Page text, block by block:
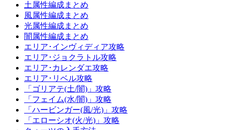
土属性編成まとめ
風属性編成まとめ
光属性編成まとめ
闇属性編成まとめ
エリア･インヴィディア攻略
エリア･ジョクラトル攻略
エリア･カレンダエ攻略
エリア･リベル攻略
「ゴリアテ(土/闇)」攻略
「フェイム(水/闇)」攻略
「ハービンガー(風/光)」攻略
「エローシオ(火/光)」攻略